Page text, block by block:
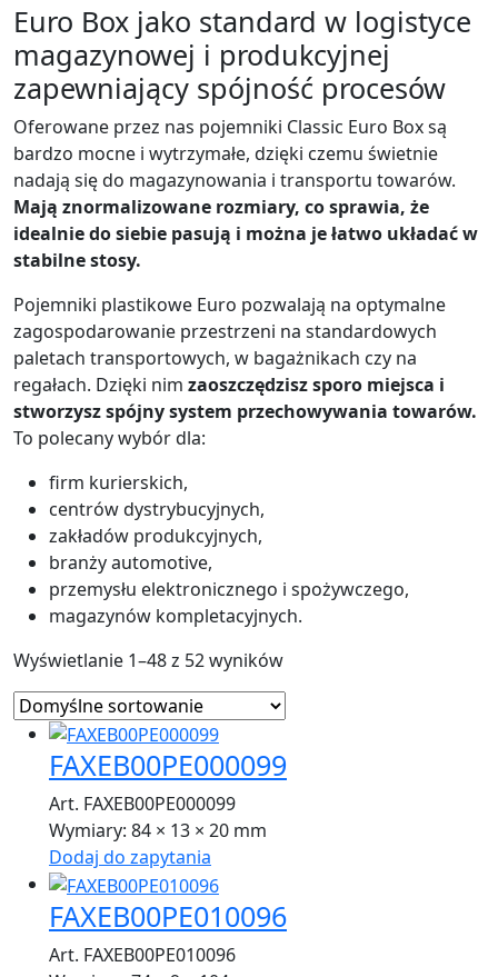
Euro Box jako standard w logistyce
magazynowej i produkcyjnej
zapewniający spójność procesów
Oferowane przez nas pojemniki Classic Euro Box są
bardzo mocne i wytrzymałe, dzięki czemu świetnie
nadają się do magazynowania i transportu towarów.
Mają znormalizowane rozmiary, co sprawia, że
idealnie do siebie pasują i można je łatwo układać w
stabilne stosy.
Pojemniki plastikowe Euro pozwalają na optymalne
zagospodarowanie przestrzeni na standardowych
paletach transportowych, w bagażnikach czy na
regałach. Dzięki nim zaoszczędzisz sporo miejsca i
stworzysz spójny system przechowywania towarów.
To polecany wybór dla:
firm kurierskich,
centrów dystrybucyjnych,
zakładów produkcyjnych,
branży automotive,
przemysłu elektronicznego i spożywczego,
magazynów kompletacyjnych.
Wyświetlanie 1–48 z 52 wyników
FAXEB00PE000099
Art. FAXEB00PE000099
Wymiary: 84 × 13 × 20 mm
Dodaj do zapytania
FAXEB00PE010096
Art. FAXEB00PE010096